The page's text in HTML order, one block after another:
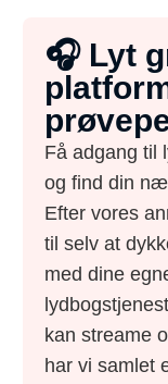
🎧 Lyt
Få adgang til
og find din
Efter vores
til selv at
med dine
kan streame
har vi samlet